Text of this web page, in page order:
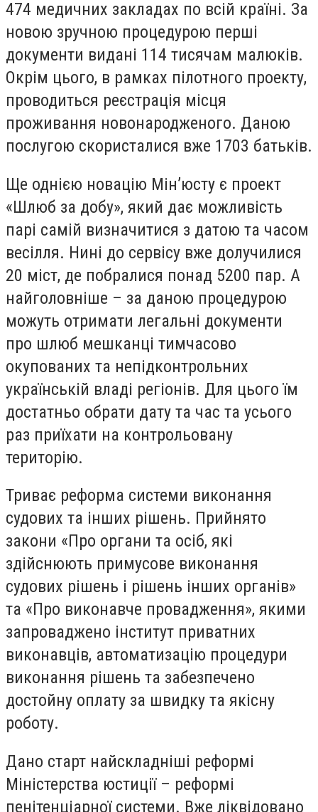
474 медичних закладах по всій країні. За
новою зручною процедурою перші
документи видані 114 тисячам малюків.
Окрім цього, в рамках пілотного проекту,
проводиться реєстрація місця
проживання новонародженого. Даною
послугою скористалися вже 1703 батьків.
Ще однією новацію Мін’юсту є проект
«Шлюб за добу», який дає можливість
парі самій визначитися з датою та часом
весілля. Нині до сервісу вже долучилися
20 міст, де побралися понад 5200 пар. А
найголовніше – за даною процедурою
можуть отримати легальні документи
про шлюб мешканці тимчасово
окупованих та непідконтрольних
українській владі регіонів. Для цього їм
достатньо обрати дату та час та усього
раз приїхати на контрольовану
територію.
Триває реформа системи виконання
судових та інших рішень. Прийнято
закони «Про органи та осіб, які
здійснюють примусове виконання
судових рішень і рішень інших органів»
та «Про виконавче провадження», якими
запроваджено інститут приватних
виконавців, автоматизацію процедури
виконання рішень та забезпечено
достойну оплату за швидку та якісну
роботу.
Дано старт найскладніші реформі
Міністерства юстиції – реформі
пенітенціарної системи. Вже ліквідовано